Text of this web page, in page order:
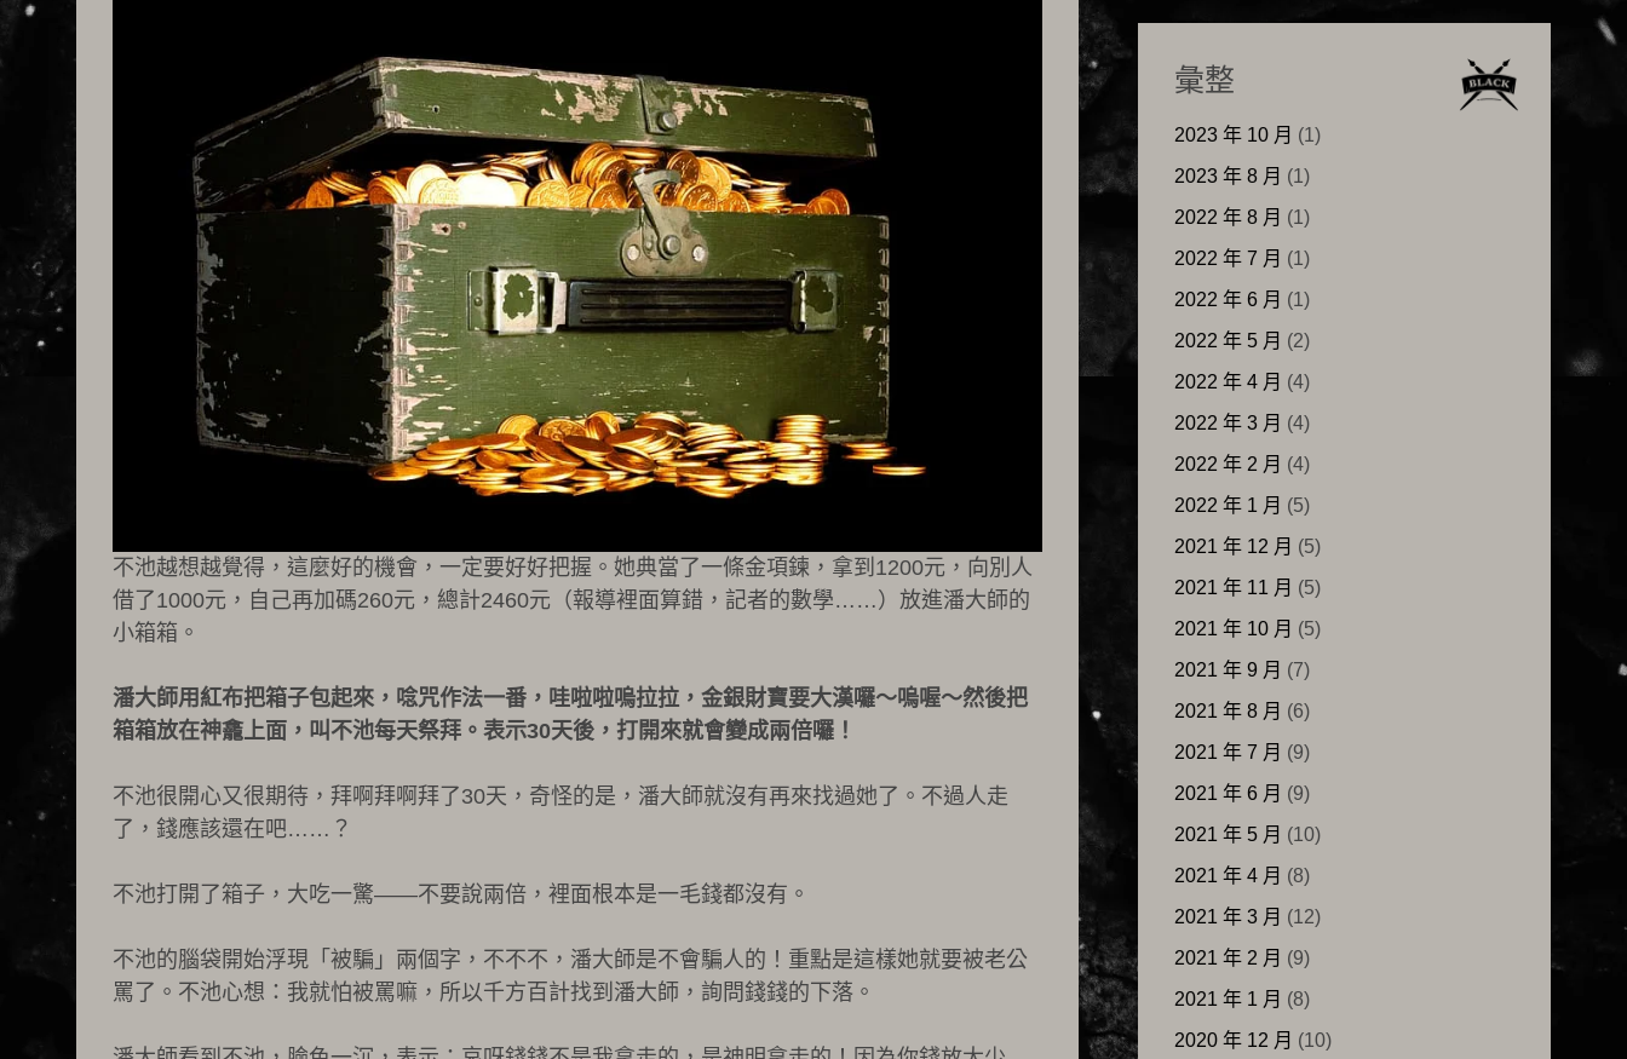
不池越想越覺得，這麼好的機會，一定要好好把握。她典當了一條金項鍊，拿到1200元，向別人
借了1000元，自己再加碼260元，總計2460元（報導裡面算錯，記者的數學……）放進潘大師的
小箱箱。
潘大師用紅布把箱子包起來，唸咒作法一番，哇啦啦嗚拉拉，金銀財寶要大漢囉～嗚喔～然後把
箱箱放在神龕上面，叫不池每天祭拜。表示30天後，打開來就會變成兩倍囉！
不池很開心又很期待，拜啊拜啊拜了30天，奇怪的是，潘大師就沒有再來找過她了。不過人走
了，錢應該還在吧……？
不池打開了箱子，大吃一驚——不要說兩倍，裡面根本是一毛錢都沒有。
不池的腦袋開始浮現「被騙」兩個字，不不不，潘大師是不會騙人的！重點是這樣她就要被老公
罵了。不池心想：我就怕被罵嘛，所以千方百計找到潘大師，詢問錢錢的下落。
彙整
2023 年 10 月 (1)
2023 年 8 月 (1)
2022 年 8 月 (1)
2022 年 7 月 (1)
2022 年 6 月 (1)
2022 年 5 月 (2)
2022 年 4 月 (4)
2022 年 3 月 (4)
2022 年 2 月 (4)
2022 年 1 月 (5)
2021 年 12 月 (5)
2021 年 11 月 (5)
2021 年 10 月 (5)
2021 年 9 月 (7)
2021 年 8 月 (6)
2021 年 7 月 (9)
2021 年 6 月 (9)
2021 年 5 月 (10)
2021 年 4 月 (8)
2021 年 3 月 (12)
2021 年 2 月 (9)
2021 年 1 月 (8)
2020 年 12 月 (10)